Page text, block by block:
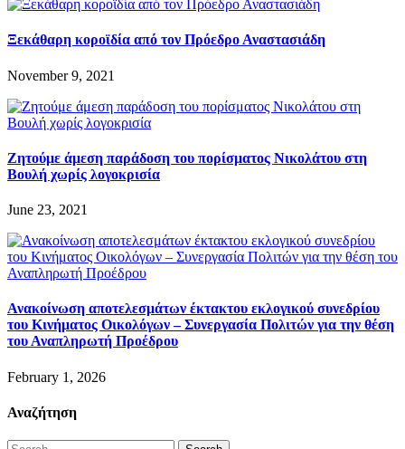
Ξεκάθαρη κοροϊδία από τον Πρόεδρο Αναστασιάδη
November 9, 2021
Ζητούμε άμεση παράδοση του πορίσματος Νικολάτου στη
Βουλή χωρίς λογοκρισία
June 23, 2021
Ανακοίνωση αποτελεσμάτων έκτακτου εκλογικού συνεδρίου
του Κινήματος Οικολόγων – Συνεργασία Πολιτών για την θέση
του Αναπληρωτή Προέδρου
February 1, 2026
Αναζήτηση